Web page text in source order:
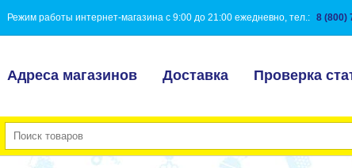
Режим работы интернет-магазина с 9:00 до 21:00 ежедневно, тел.: 8 (800)
Адреса магазинов Доставка Проверка